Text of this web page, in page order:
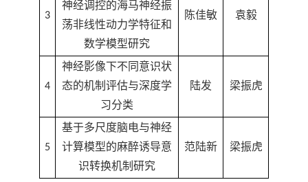
3
神经调控的海马神经振
荡非线性动力学特征和
数学模型研究
陈佳敏 袁毅
4
神经影像下不同意识状
态的机制评估与深度学
习分类
陆发 梁振虎
5
基于多尺度脑电与神经
计算模型的麻醉诱导意
识转换机制研究
范陆新 梁振虎